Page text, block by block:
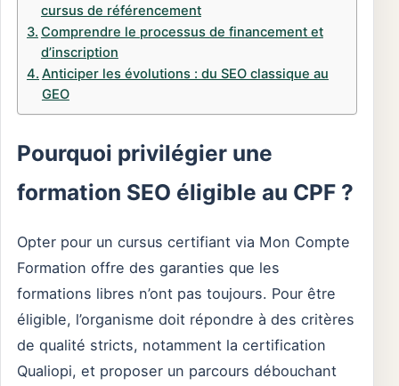
cursus de référencement
Comprendre le processus de financement et
d’inscription
Anticiper les évolutions : du SEO classique au
GEO
Pourquoi privilégier une
formation SEO éligible au CPF ?
Opter pour un cursus certifiant via Mon Compte
Formation offre des garanties que les
formations libres n’ont pas toujours. Pour être
éligible, l’organisme doit répondre à des critères
de qualité stricts, notamment la certification
Qualiopi, et proposer un parcours débouchant